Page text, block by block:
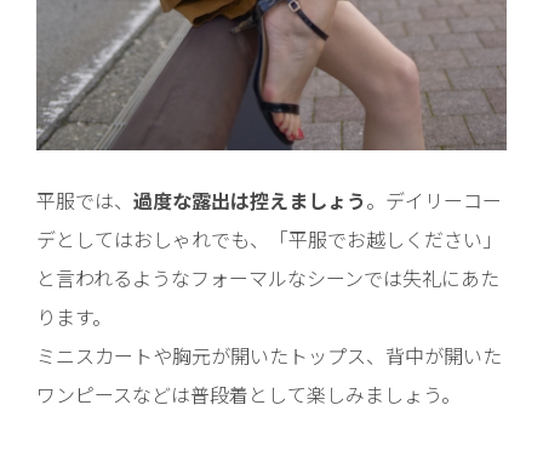
平服では、 過度な露出は控えましょう。デイリーコー
デとしてはおしゃれでも、「平服でお越しください」
と言われるようなフォーマルなシーンでは失礼にあた
ります。
ミニスカートや胸元が開いたトップス、背中が開いた
ワンピースなどは普段着として楽しみましょう。